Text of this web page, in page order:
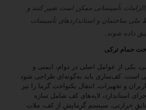
تأسیساتی ممکن است تغییر کنند و
ملی ساختمان و استانداردهای تأسیسات
داده شوند.
حمام ترکی
یکی از عوامل اصلی در دوام، ایمنی و
است. کف‌سازی باید به‌گونه‌ای طراحی شود
و تجهیزات، انتقال یکنواخت گرما را نیز
استاندارد، لایه‌های کف شامل سازه
حرارتی، سیستم گرمایش از کف، ملات